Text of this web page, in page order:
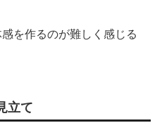
を作るのが難しく感じる
立て